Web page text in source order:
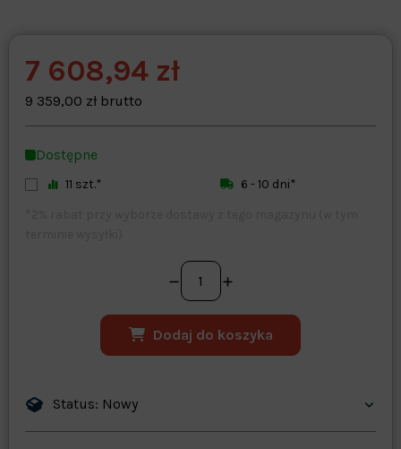
Warehouse
opcjonalne
7 608,94 zł
9 359,00 zł brutto
Dostępne
11 szt.*
6 - 10 dni*
Dodaj do koszyka
Status: Nowy